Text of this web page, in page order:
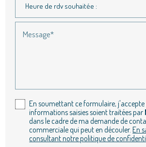
Message*
En soumettant ce formulaire, j'accepte
informations saisies soient traitées par
dans le cadre de ma demande de
commerciale qui peut en découler.En
consultant notre politique de